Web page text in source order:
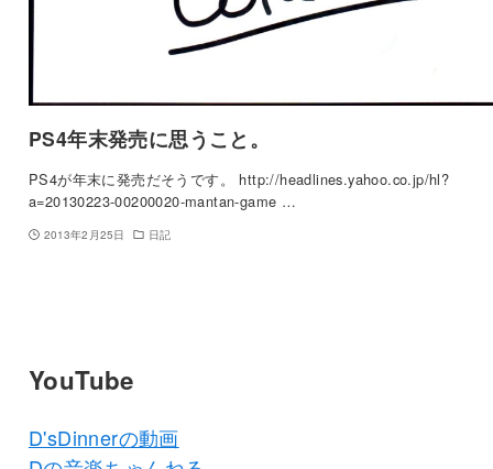
PS4年末発売に思うこと。
PS4が年末に発売だそうです。 http://headlines.yahoo.co.jp/hl?
a=20130223-00200020-mantan-game …
2013年2月25日 日記
YouTube
D'sDinnerの動画